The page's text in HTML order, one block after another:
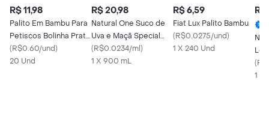
R$ 11,98
Palito Em Bambu Para
Petiscos Bolinha Prata
Com 20 Und
(R$0.60/und)
20 Und
R$ 20,98
Natural One Suco de
Uva e Maçã Special
Blend Refrigerado
(R$0.0234/ml)
1 X 900 mL
R$ 6,59
Fiat Lux Palito Bambu
(R$0.0275/und)
1 X 240 Und
R$
(
1 X